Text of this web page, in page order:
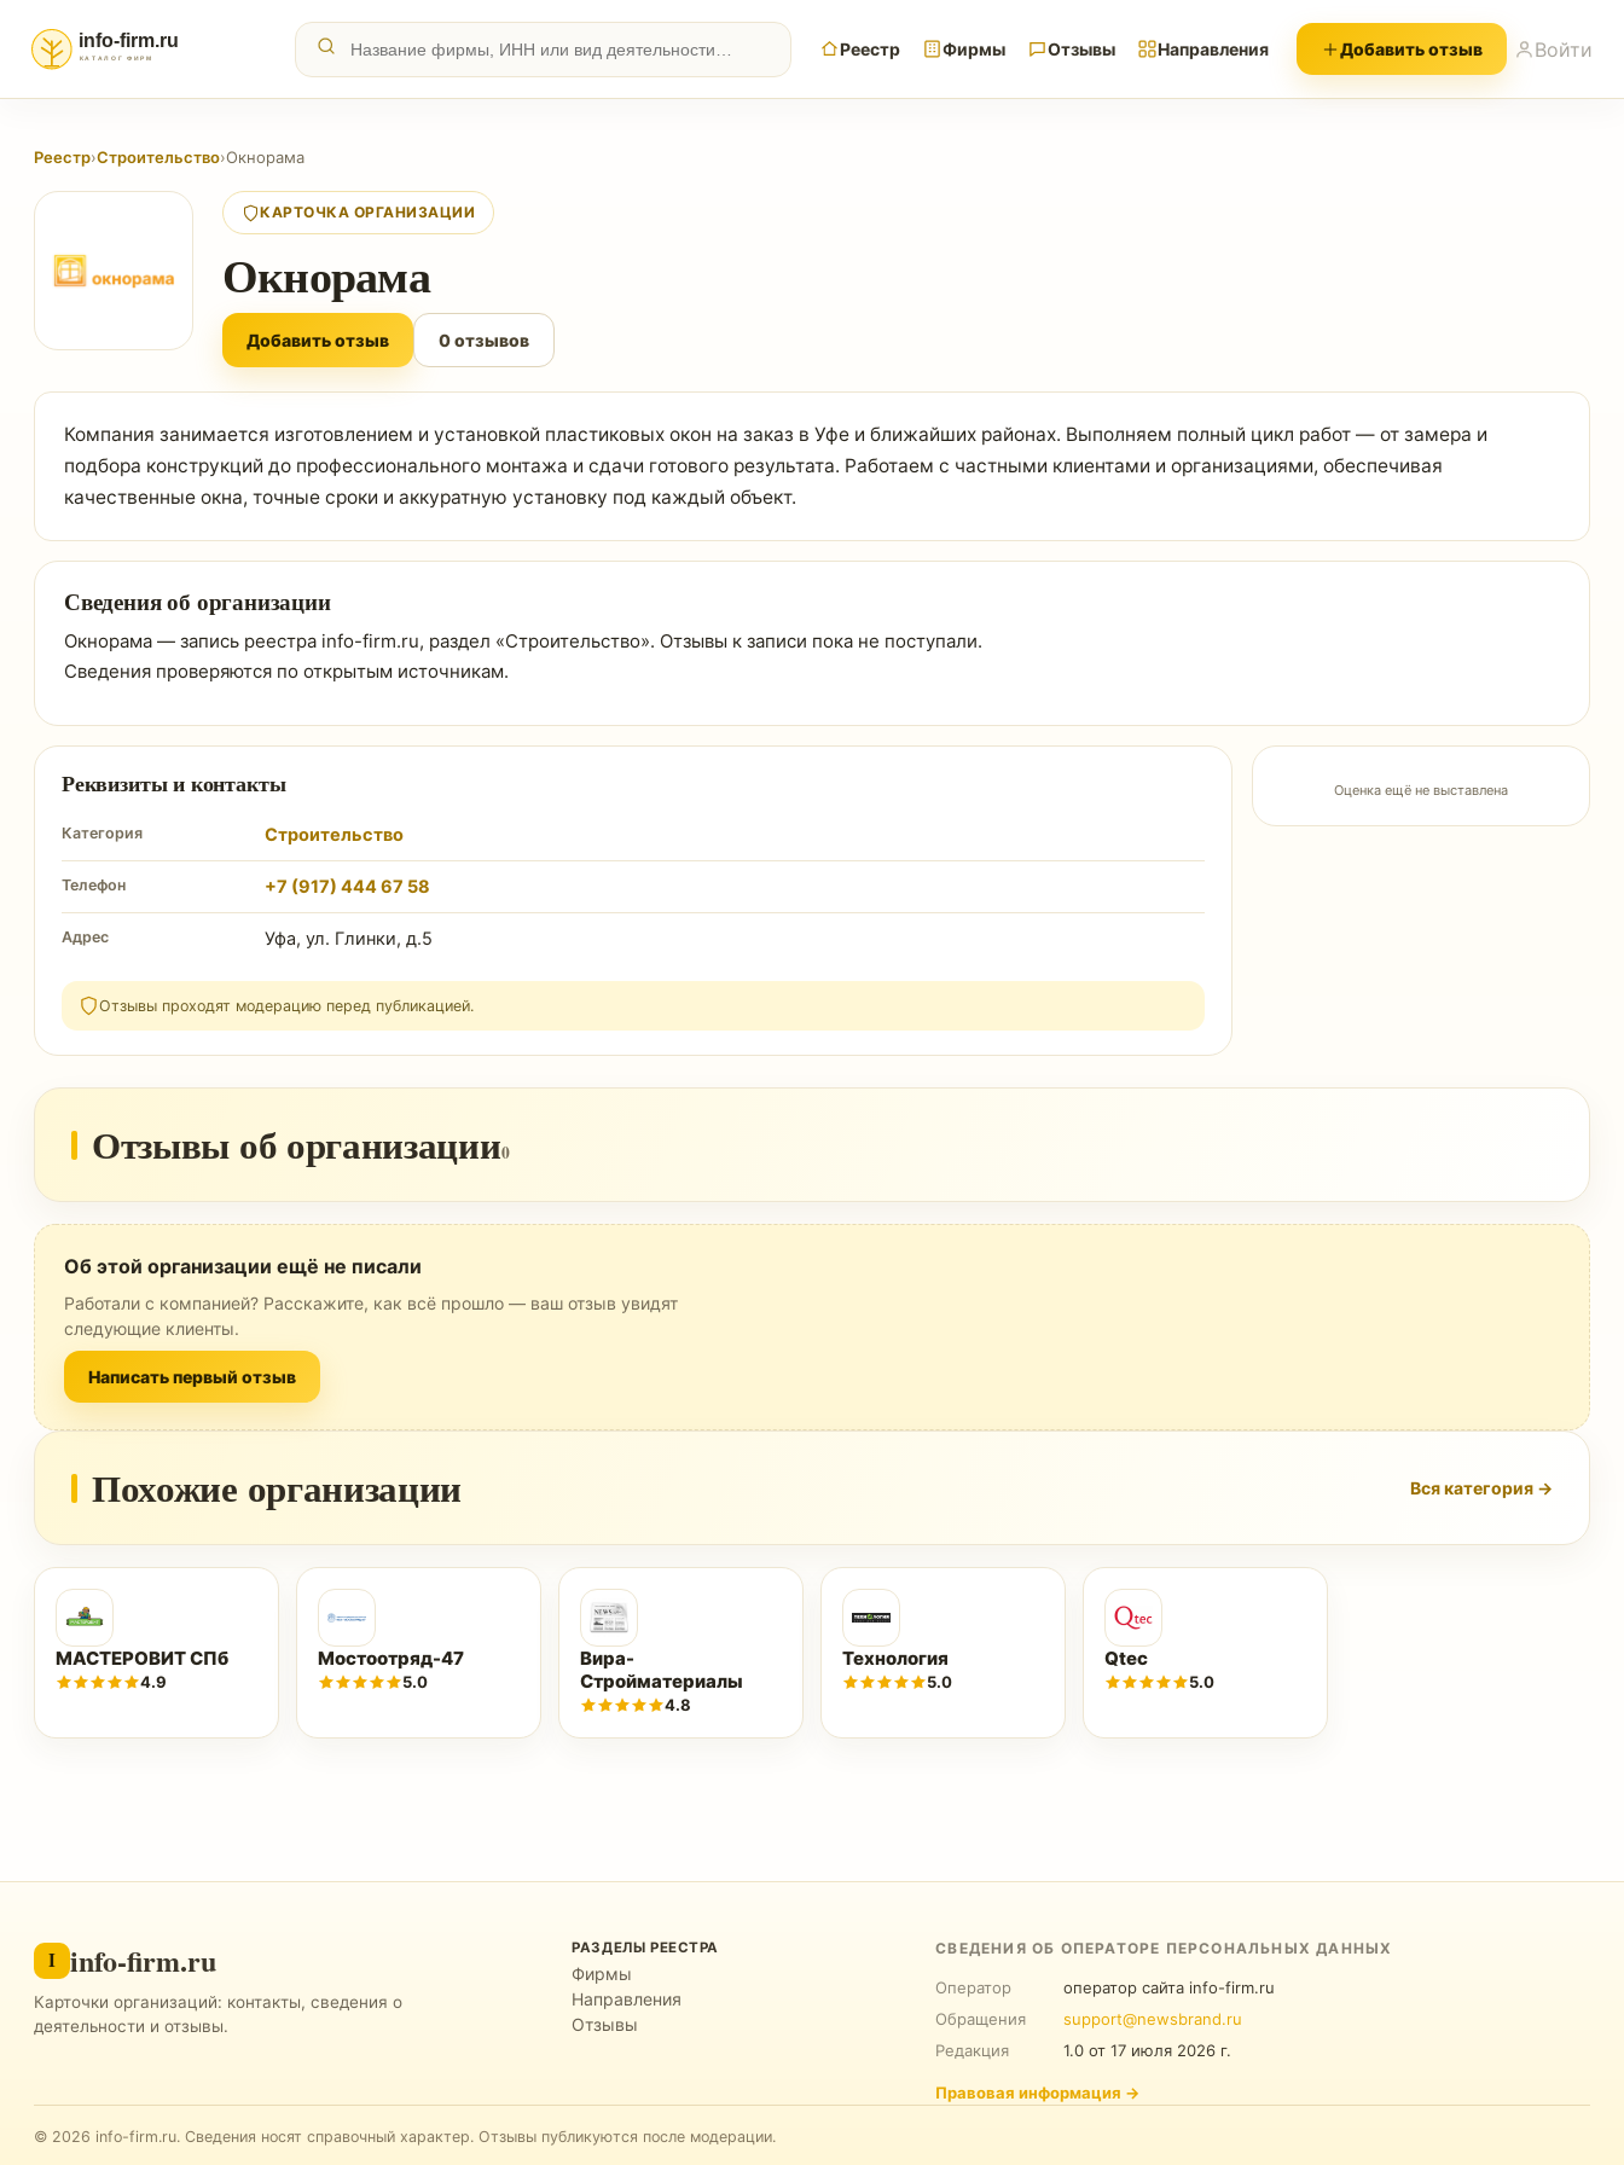
Реестр Фирмы Отзывы Направления Добавить отзыв Войти
Реестр›Строительство›Окнорама
КАРТОЧКА ОРГАНИЗАЦИИ
Окнорама
Добавить отзыв 0 отзывов
Компания занимается изготовлением и установкой пластиковых окон на заказ в Уфе и ближайших районах. Выполняем полный цикл работ — от замера и
подбора конструкций до профессионального монтажа и сдачи готового результата. Работаем с частными клиентами и организациями, обеспечивая
качественные окна, точные сроки и аккуратную установку под каждый объект.
Сведения об организации
Окнорама — запись реестра info-firm.ru, раздел «Строительство». Отзывы к записи пока не поступали.
Сведения проверяются по открытым источникам.
Реквизиты и контакты
Категория Строительство
Телефон +7 (917) 444 67 58
Адрес Уфа, ул. Глинки, д.5
Отзывы проходят модерацию перед публикацией.
Оценка ещё не выставлена
Отзывы об организации0
Об этой организации ещё не писали
Работали с компанией? Расскажите, как всё прошло — ваш отзыв увидят
следующие клиенты.
Написать первый отзыв
Похожие организации Вся категория →
МАСТЕРОВИТ СПб
4.9
Мостоотряд-47
5.0
Вира-
Стройматериалы
4.8
Технология
5.0
Qtec
5.0
I info-firm.ru
Карточки организаций: контакты, сведения о
деятельности и отзывы.
РАЗДЕЛЫ РЕЕСТРА
Фирмы
Направления
Отзывы
СВЕДЕНИЯ ОБ ОПЕРАТОРЕ ПЕРСОНАЛЬНЫХ ДАННЫХ
Оператор
оператор сайта info-firm.ru
Обращения
support@newsbrand.ru
Редакция
1.0 от17 июля 2026 г.
Правовая информация →
© 2026 info-firm.ru. Сведения носят справочный характер. Отзывы публикуются после модерации.